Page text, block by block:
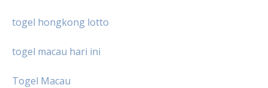
togel hongkong lotto
togel macau hari ini
Togel Macau